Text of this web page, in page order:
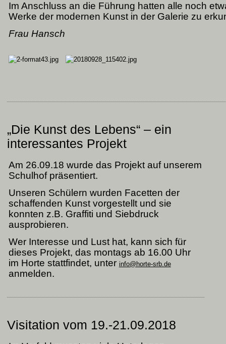
Im Anschluss an die Führung hatten alle noch
Werke der modernen Kunst in der Galerie zu
Frau Hansch
„Die Kunst des Lebens“ – ein
interessantes Projekt
Am 26.09.18 wurde das Projekt auf unserem
Schulhof präsentiert.
Unseren Schülern wurden Facetten der
schaffenden Kunst vorgestellt und sie
konnten z.B. Graffiti und Siebdruck
ausprobieren.
Wer Interesse und Lust hat, kann sich für
dieses Projekt, das montags ab 16.00 Uhr
im Horte stattfindet, unter info@horte-srb.de
anmelden.
Visitation vom 19.-21.09.2018